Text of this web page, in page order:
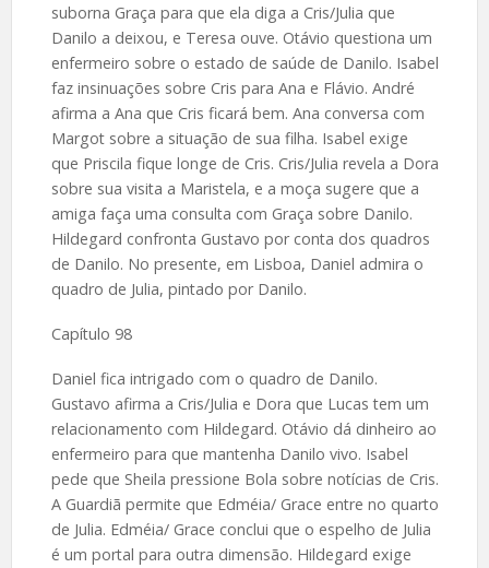
suborna Graça para que ela diga a Cris/Julia que
Danilo a deixou, e Teresa ouve. Otávio questiona um
enfermeiro sobre o estado de saúde de Danilo. Isabel
faz insinuações sobre Cris para Ana e Flávio. André
afirma a Ana que Cris ficará bem. Ana conversa com
Margot sobre a situação de sua filha. Isabel exige
que Priscila fique longe de Cris. Cris/Julia revela a Dora
sobre sua visita a Maristela, e a moça sugere que a
amiga faça uma consulta com Graça sobre Danilo.
Hildegard confronta Gustavo por conta dos quadros
de Danilo. No presente, em Lisboa, Daniel admira o
quadro de Julia, pintado por Danilo.
Capítulo 98
Daniel fica intrigado com o quadro de Danilo.
Gustavo afirma a Cris/Julia e Dora que Lucas tem um
relacionamento com Hildegard. Otávio dá dinheiro ao
enfermeiro para que mantenha Danilo vivo. Isabel
pede que Sheila pressione Bola sobre notícias de Cris.
A Guardiã permite que Edméia/ Grace entre no quarto
de Julia. Edméia/ Grace conclui que o espelho de Julia
é um portal para outra dimensão. Hildegard exige